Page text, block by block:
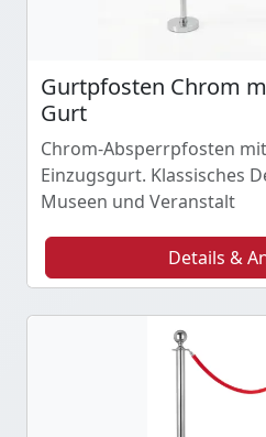
Gurtpfosten Chrom
Gurt
Chrom-Absperrpfosten
Einzugsgurt. Klassisches
Museen und Veranstalt
Details &